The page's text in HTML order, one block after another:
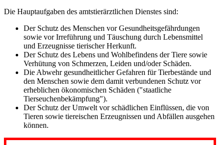
Die Hauptaufgaben des amtstierärztlichen Dienstes sind:
Der Schutz des Menschen vor Gesundheitsgefährdungen
sowie vor Irreführung und Täuschung durch Lebensmittel
und Erzeugnisse tierischer Herkunft.
Der Schutz des Lebens und Wohlbefindens der Tiere sowie
Verhütung von Schmerzen, Leiden und/oder Schäden.
Die Abwehr gesundheitlicher Gefahren für Tierbestände und
den Menschen sowie dem damit verbundenen Schutz vor
erheblichen ökonomischen Schäden ("staatliche
Tierseuchenbekämpfung").
Der Schutz der Umwelt vor schädlichen Einflüssen, die von
Tieren sowie tiereischen Erzeugnissen und Abfällen ausgehen
können.